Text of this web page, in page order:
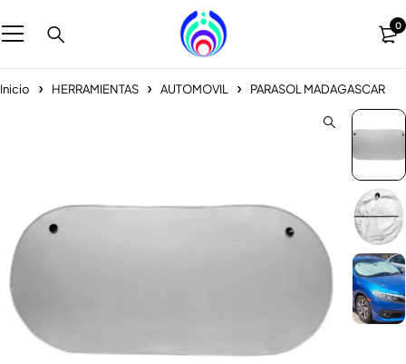
0
Inicio HERRAMIENTAS AUTOMOVIL PARASOL MADAGASCAR